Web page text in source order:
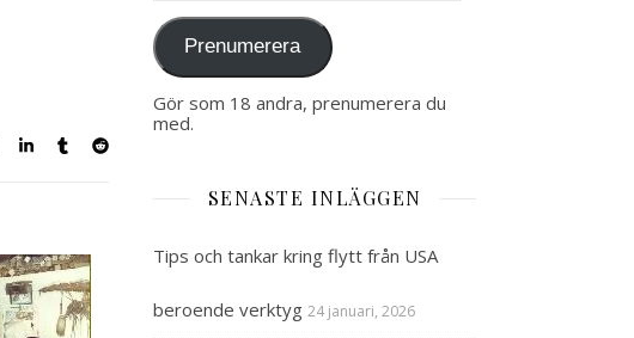
Prenumerera
Gör som 18 andra, prenumerera du
med.
SENASTE INLÄGGEN
Tips och tankar kring flytt från USA
beroende verktyg 24 januari, 2026